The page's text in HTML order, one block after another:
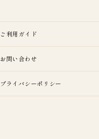
ご利用ガイド
お問い合わせ
プライバシーポリシー